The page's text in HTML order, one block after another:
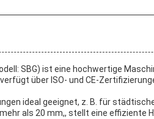
SBG) ist eine hochwertige
über ISO- und CE-
ideal geeignet, z. B. für
als 20 mm,, stellt eine effiziente